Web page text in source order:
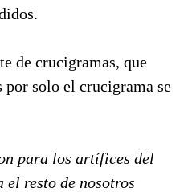
de crucigramas, que
por solo el crucigrama se
para los artífices del
resto de nosotros